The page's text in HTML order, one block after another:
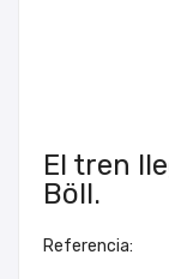
El tren
Böll.
Referencia: